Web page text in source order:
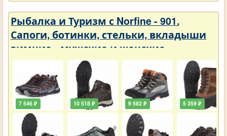
Рыбалка и Туризм с Norfine - 901.
Сапоги, ботинки, стельки, вкладыши
зимние - мужские и женские
7 546 ₽ 10 518 ₽ 9 582 ₽ 5 359 ₽